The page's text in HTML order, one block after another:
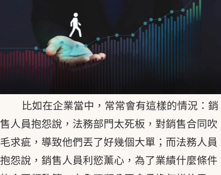
比如在企業當中，常常會有這樣的情況：銷
售人員抱怨說，法務部門太死板，對銷售合同吹
毛求疵，導致他們丟了好幾個大單；而法務人員
抱怨說，銷售人員利慾薰心，為了業績什麼條件